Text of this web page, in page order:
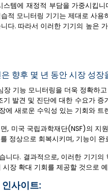
템에 재정적 부담을 가중시킵
적 모니터링 기기는 제대로 사
다. 따라서 이러한 기기의 높은
향후 몇 년 동안 시장 성
기능 모니터링을 더욱 정확하
발견 및 진단에 대한 수요가
에 새로운 수익성 있는 기회와 트
, 미국 국립과학재단(NSF)의 지
정상으로 회복시키며, 기능이
다. 결과적으로, 이러한 기기
장 확대 기회를 제공할 것으로
사이트: